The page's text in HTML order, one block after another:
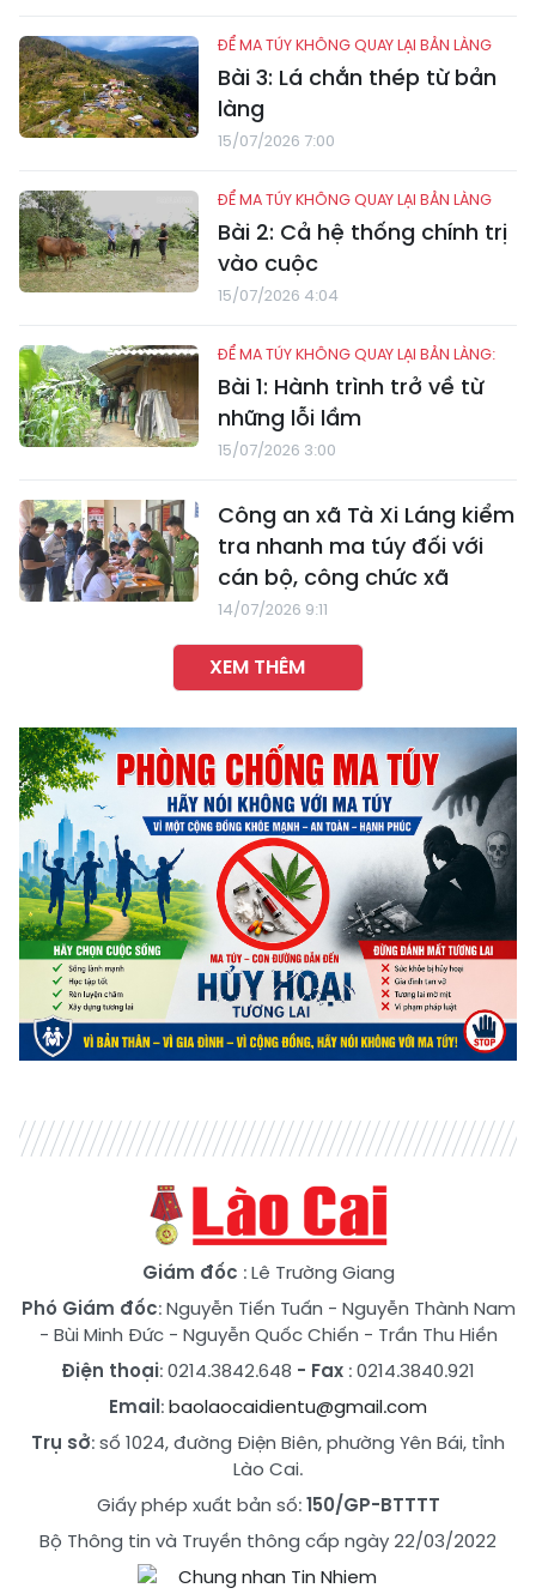
ĐỂ MA TÚY KHÔNG QUAY LẠI BẢN LÀNG
Bài 3: Lá chắn thép từ bản
làng
15/07/2026 7:00
ĐỂ MA TÚY KHÔNG QUAY LẠI BẢN LÀNG
Bài 2: Cả hệ thống chính trị
vào cuộc
15/07/2026 4:04
ĐỂ MA TÚY KHÔNG QUAY LẠI BẢN LÀNG:
Bài 1: Hành trình trở về từ
những lỗi lầm
15/07/2026 3:00
Công an xã Tà Xi Láng kiểm
tra nhanh ma túy đối với
cán bộ, công chức xã
14/07/2026 9:11
XEM THÊM
Giám đốc : Lê Trường Giang
Phó Giám đốc:Nguyễn Tiến Tuấn - Nguyễn Thành Nam
- Bùi Minh Đức- Nguyễn Quốc Chiến - Trần Thu Hiền
Điện thoại: 0214.3842.648 - Fax : 0214.3840.921
Email:baolaocaidientu@gmail.com
Trụ sở: số 1024, đường Điện Biên, phường Yên Bái, tỉnh
Lào Cai.
Giấy phép xuất bản số:150/GP-BTTTT
Bộ Thông tin và Truyền thông cấp ngày 22/03/2022